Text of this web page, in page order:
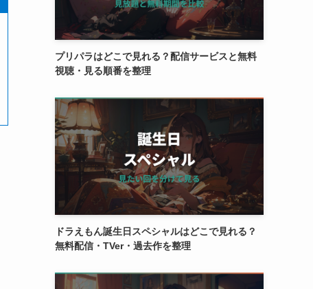
プリパラはどこで見れる？配信サービスと無料
視聴・見る順番を整理
ドラえもん誕生日スペシャルはどこで見れる？
無料配信・TVer・過去作を整理